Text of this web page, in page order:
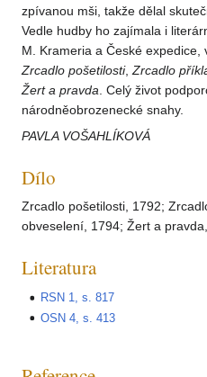
zpívanou mši, takže dělal
Vedle hudby ho zajímala i
M. Krameria a České
Zrcadlo pošetilosti, Zrcadlo
Žert a pravda . Celý život
národněobrozenecké snahy.
PAVLA VOŠAHLÍKOVÁ
Dílo
Zrcadlo pošetilosti, 1792;
obveselení, 1794; Žert a pravda,
Literatura
RSN 1, s. 817
OSN 4, s. 413